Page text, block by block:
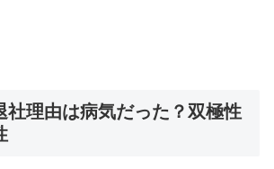
社理由は病気だった？双極性